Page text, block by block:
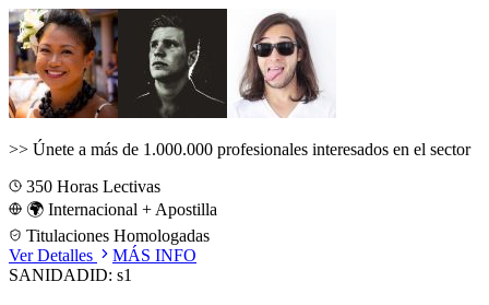
>> Únete a más de 1.000.000 profesionales interesados en el sector
350 Horas Lectivas
🌍 Internacional + Apostilla
Titulaciones Homologadas
Ver Detalles
MÁS INFO
SANIDADID: s1